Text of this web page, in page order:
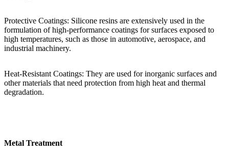
Protective Coatings: Silicone resins are extensively used in the
formulation of high-performance coatings for surfaces exposed to
high temperatures, such as those in automotive, aerospace, and
industrial machinery.
Heat-Resistant Coatings: They are used for inorganic surfaces and
other materials that need protection from high heat and thermal
degradation.
Metal Treatment